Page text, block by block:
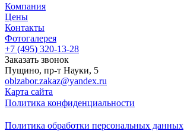
Компания
Цены
Контакты
Фотогалерея
+7 (495) 320-13-28
Заказать звонок
Пущино, пр-т Науки, 5
oblzabor.zakaz@yandex.ru
Карта сайта
Политика конфиденциальности
Политика обработки персональных данных